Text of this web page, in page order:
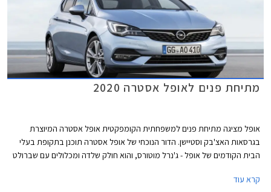
מתיחת פנים לאופל אסטרה 2020
אופל מציגה מתיחת פנים למשפחתית הקומפקטית אופל אסטרה המיוצרת
בגרסאות האצ'בק וסטיישן. הדור הנוכחי של אופל אסטרה תוכנן בתקופת בעלי
הבית הקודמים של אופל - ג'נרל מוטורס, והוא חולק שלדה ומכלולים עם שברולט
קרא עוד